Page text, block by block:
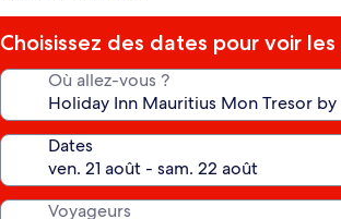
Choisissez des dates pour voir les
Où allez-vous ?
Dates
Voyageurs